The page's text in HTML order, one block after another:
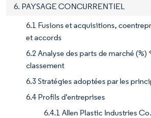
6. PAYSAGE CONCURRENTIEL
6.1 Fusions et acquisitions,
et accords
6.2 Analyse des parts de marché
classement
6.3 Stratégies adoptées par les
6.4 Profils d'entreprises
6.4.1 Allen Plastic Industries